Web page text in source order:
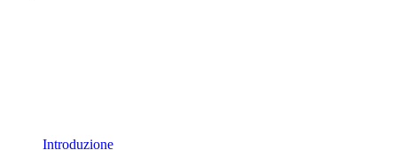
Introduzione